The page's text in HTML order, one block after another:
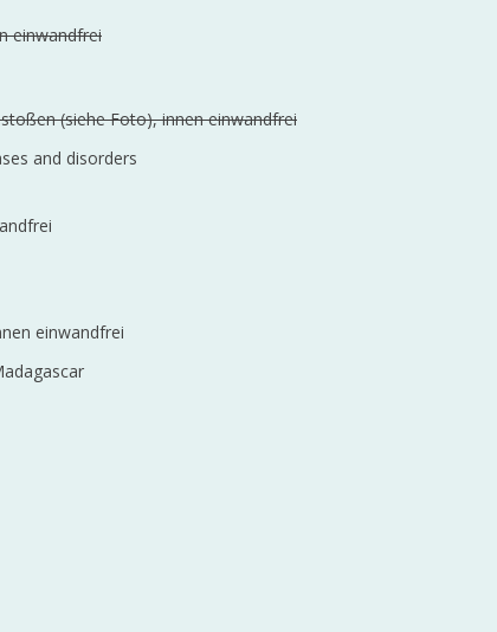
einwandfrei
(siehe Foto), innen einwandfrei
and disorders
einwandfrei